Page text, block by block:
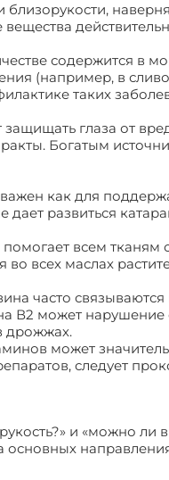
близорукости,
содержится в
(например, в
таких
глаза от
Богатым
как для
развиться
всем тканям
всех маслах
часто связываются
В2 может нарушение
дрожжах.
может
следует
и «можно ли
основных